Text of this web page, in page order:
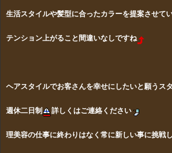
生活スタイルや髪型に合ったカラーを提案させて
テンション上がること間違いなしですね
ヘアスタイルでお客さんを幸せにしたいと願うス
週休二日制 詳しくはご連絡ください
理美容の仕事に終わりはなく常に新しい事に挑戦